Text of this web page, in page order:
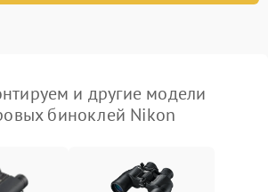
и другие модели
биноклей Nikon